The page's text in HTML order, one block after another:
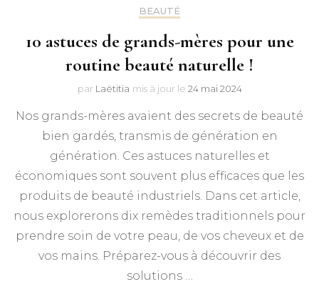
BEAUTÉ
10 astuces de grands-mères pour une
routine beauté naturelle !
par Laëtitia mis à jour le 24 mai 2024
Nos grands-mères avaient des secrets de beauté
bien gardés, transmis de génération en
génération. Ces astuces naturelles et
économiques sont souvent plus efficaces que les
produits de beauté industriels. Dans cet article,
nous explorerons dix remèdes traditionnels pour
prendre soin de votre peau, de vos cheveux et de
vos mains. Préparez-vous à découvrir des
solutions …